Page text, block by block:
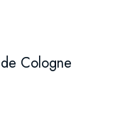
Cologne